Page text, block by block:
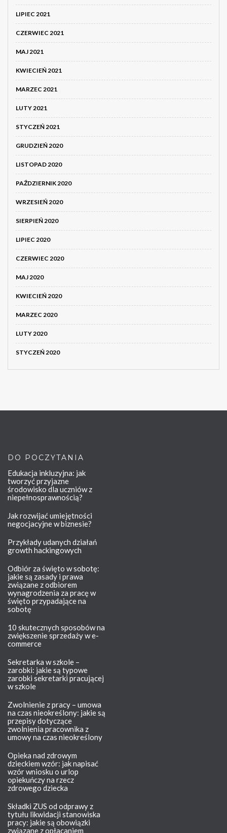
LIPIEC 2021
CZERWIEC 2021
MAJ 2021
KWIECIEŃ 2021
MARZEC 2021
LUTY 2021
STYCZEŃ 2021
GRUDZIEŃ 2020
LISTOPAD 2020
PAŹDZIERNIK 2020
WRZESIEŃ 2020
SIERPIEŃ 2020
LIPIEC 2020
CZERWIEC 2020
MAJ 2020
KWIECIEŃ 2020
MARZEC 2020
LUTY 2020
STYCZEŃ 2020
DO POCZYTANIA
Edukacja inkluzyjna: jak
tworzyć przyjazne
środowisko dla uczniów z
niepełnosprawnością?
Jak rozwijać umiejętności
negocjacyjne w biznesie?
Przykłady udanych działań
growth hackingowych
Odbiór za święto w sobotę:
jakie są zasady i prawa
związane z odbiorem
wynagrodzenia za pracę w
święto przypadające na
sobotę
10 skutecznych sposobów na
zwiększenie sprzedaży w e-
commerce
Sekretarka w szkole –
zarobki: jakie są typowe
zarobki sekretarki pracującej
w szkole
Zwolnienie z pracy – umowa
na czas nieokreślony: jakie są
przepisy dotyczące
zwolnienia pracownika z
umowy na czas nieokreślony
Opieka nad zdrowym
dzieckiem wzór: jak napisać
wzór wniosku o urlop
opiekuńczy na rzecz
zdrowego dziecka
Składki ZUS od odprawy z
tytułu likwidacji stanowiska
pracy: jakie są obowiązki
związane z opłacaniem